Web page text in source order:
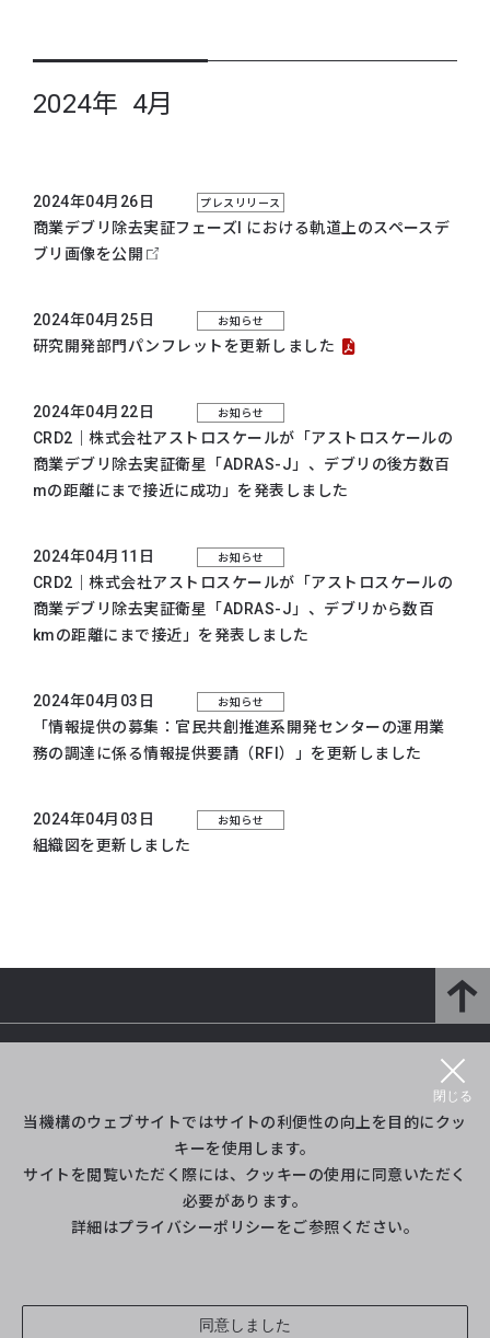
閉じる
当機構のウェブサイトではサイトの利便性の向上を目的にクッ
キーを使用します。
サイトを閲覧いただく際には、クッキーの使用に同意いただく
必要があります。
詳細はプライバシーポリシーをご参照ください。
同意しました
2024年 4月
2024年04月26日 プレスリリース
商業デブリ除去実証フェーズI における軌道上のスペースデ
ブリ画像を公開
2024年04月25日 お知らせ
研究開発部門パンフレットを更新しました
2024年04月22日 お知らせ
CRD2｜株式会社アストロスケールが「アストロスケールの
商業デブリ除去実証衛星「ADRAS-J」、デブリの後方数百
mの距離にまで接近に成功」を発表しました
2024年04月11日 お知らせ
CRD2｜株式会社アストロスケールが「アストロスケールの
商業デブリ除去実証衛星「ADRAS-J」、デブリから数百
kmの距離にまで接近」を発表しました
2024年04月03日 お知らせ
「情報提供の募集：官民共創推進系開発センターの運用業
務の調達に係る情報提供要請（RFI）」を更新しました
2024年04月03日 お知らせ
組織図を更新しました
プロジェクト等紹介 イベント
ライブラリ （旧Twitter）
© 2013-2026 Japan Aerospace Exploration Agency